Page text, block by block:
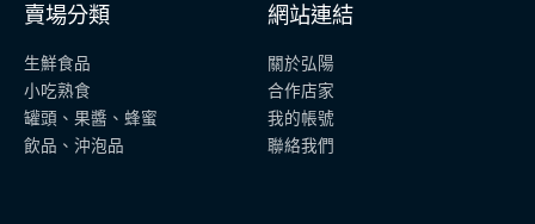
賣場分類
生鮮食品
小吃熟食
罐頭、果醬、蜂蜜
飲品、沖泡品
網站連結
關於弘陽
合作店家
我的帳號
聯絡我們